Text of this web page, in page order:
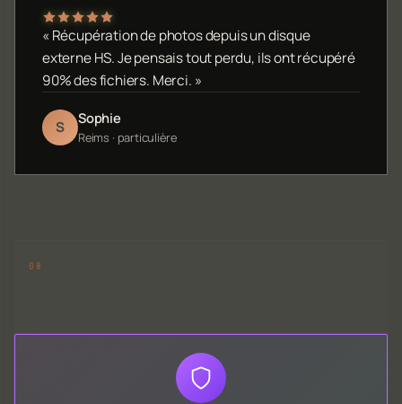
« Récupération de photos depuis un disque
externe HS. Je pensais tout perdu, ils ont récupéré
90% des fichiers. Merci. »
S Sophie
Reims · particulière